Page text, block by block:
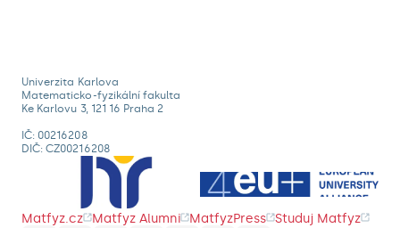
Univerzita Karlova
Matematicko-fyzikální fakulta
Ke Karlovu 3, 121 16 Praha 2
IČ: 00216208
DIČ: CZ00216208
Matfyz.cz Matfyz Alumni MatfyzPress Studuj Matfyz